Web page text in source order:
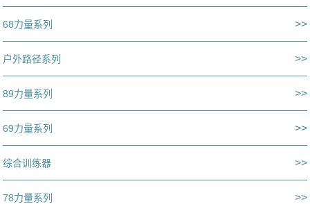
68力量系列 >>
户外路径系列 >>
89力量系列 >>
69力量系列 >>
综合训练器 >>
78力量系列 >>